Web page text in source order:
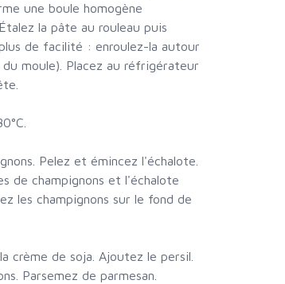
une boule homogène
la pâte au rouleau puis
de facilité : enroulez-la autour
moule). Placez au réfrigérateur
Pelez et émincez l'échalote.
de champignons et l'échalote
les champignons sur le fond de
crème de soja. Ajoutez le persil.
Parsemez de parmesan.